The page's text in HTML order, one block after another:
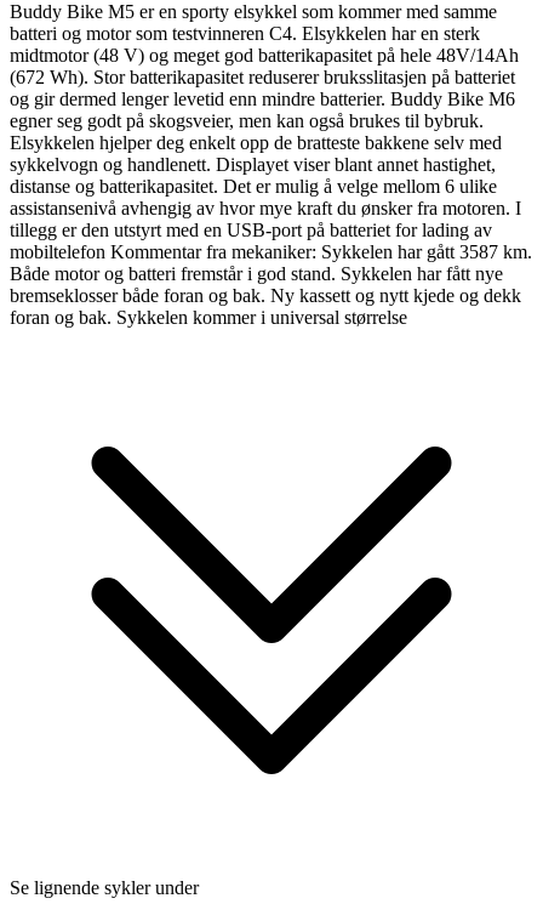
Buddy Bike M5 er en sporty elsykkel som kommer med samme
batteri og motor som testvinneren C4. Elsykkelen har en sterk
midtmotor (48 V) og meget god batterikapasitet på hele 48V/14Ah
(672 Wh). Stor batterikapasitet reduserer bruksslitasjen på batteriet
og gir dermed lenger levetid enn mindre batterier. Buddy Bike M6
egner seg godt på skogsveier, men kan også brukes til bybruk.
Elsykkelen hjelper deg enkelt opp de bratteste bakkene selv med
sykkelvogn og handlenett. Displayet viser blant annet hastighet,
distanse og batterikapasitet. Det er mulig å velge mellom 6 ulike
assistansenivå avhengig av hvor mye kraft du ønsker fra motoren. I
tillegg er den utstyrt med en USB-port på batteriet for lading av
mobiltelefon Kommentar fra mekaniker: Sykkelen har gått 3587 km.
Både motor og batteri fremstår i god stand. Sykkelen har fått nye
bremseklosser både foran og bak. Ny kassett og nytt kjede og dekk
foran og bak. Sykkelen kommer i universal størrelse
Se lignende sykler under